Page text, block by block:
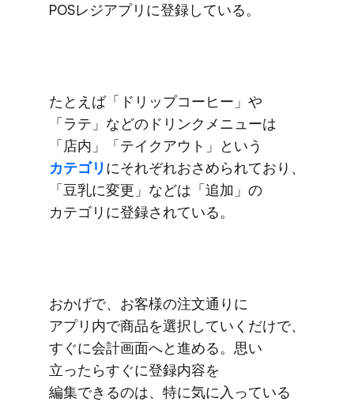
POSレジアプリに​登録している。
た​とえば​「ドリップコーヒー」や​
「ラテ」などの​ドリンクメニューは​
「店内」​「テイクアウト」と​いう
カテゴリ に​それぞれ​おさめられており、​
「豆乳に​変更」などは​「追加」の​
カテゴリに​登録されている。
おかげで、​お客様の​注文通りに​
アプリ内で​商品を​選択していくだけで、​
すぐに​会計画面へと​進める。​思い​
立ったら​すぐに​登録内容を​
編集できるのは、​特に​気に入っている​